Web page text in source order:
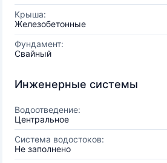
Крыша:
Железобетонные
Фундамент:
Свайный
Инженерные системы
Водоотведение:
Центральное
Система водостоков:
Не заполнено